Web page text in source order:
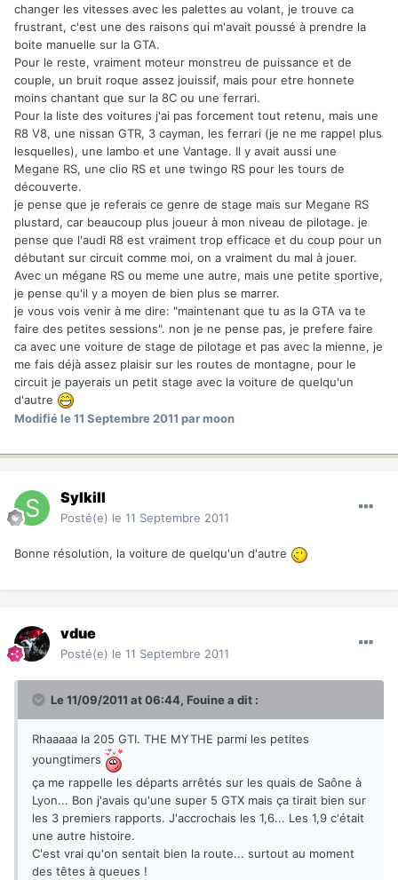
changer les vitesses avec les palettes au volant, je trouve ca
frustrant, c'est une des raisons qui m'avait poussé à prendre la
boite manuelle sur la GTA.
Pour le reste, vraiment moteur monstreu de puissance et de
couple, un bruit roque assez jouissif, mais pour etre honnete
moins chantant que sur la 8C ou une ferrari.
Pour la liste des voitures j'ai pas forcement tout retenu, mais une
R8 V8, une nissan GTR, 3 cayman, les ferrari (je ne me rappel plus
lesquelles), une lambo et une Vantage. Il y avait aussi une
Megane RS, une clio RS et une twingo RS pour les tours de
découverte.
je pense que je referais ce genre de stage mais sur Megane RS
plustard, car beaucoup plus joueur à mon niveau de pilotage. je
pense que l'audi R8 est vraiment trop efficace et du coup pour un
débutant sur circuit comme moi, on a vraiment du mal à jouer.
Avec un mégane RS ou meme une autre, mais une petite sportive,
je pense qu'il y a moyen de bien plus se marrer.
je vous vois venir à me dire: "maintenant que tu as la GTA va te
faire des petites sessions". non je ne pense pas, je prefere faire
ca avec une voiture de stage de pilotage et pas avec la mienne, je
me fais déjà assez plaisir sur les routes de montagne, pour le
circuit je payerais un petit stage avec la voiture de quelqu'un
d'autre
Modifiéle 11 Septembre 2011 par moon
Sylkill
Posté(e) le 11 Septembre 2011
Bonne résolution, la voiture de quelqu'un d'autre
vdue
Posté(e) le 11 Septembre 2011
Le 11/09/2011 at 06:44, Fouine a dit :
Rhaaaaa la 205 GTI. THE MYTHE parmi les petites
youngtimers
ça me rappelle les départs arrêtés sur les quais de Saône à
Lyon... Bon j'avais qu'une super 5 GTX mais ça tirait bien sur
les 3 premiers rapports. J'accrochais les 1,6... Les 1,9 c'était
une autre histoire.
C'est vrai qu'on sentait bien la route... surtout au moment
des têtes à queues !